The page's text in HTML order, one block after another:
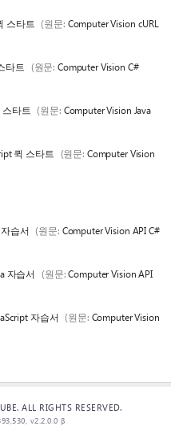
스타트 (원문: Computer Vision cURL
타트
(원문: Computer Vision C#
스타트
(원문: Computer Vision Java
퀵 스타트
(원문: Computer Vision
습서 (원문: Computer Vision API C#
자습서
(원문:Computer Vision API
자습서 (원문: Computer Vision
ALL RIGHTS RESERVED.
v2.2.0.0 β